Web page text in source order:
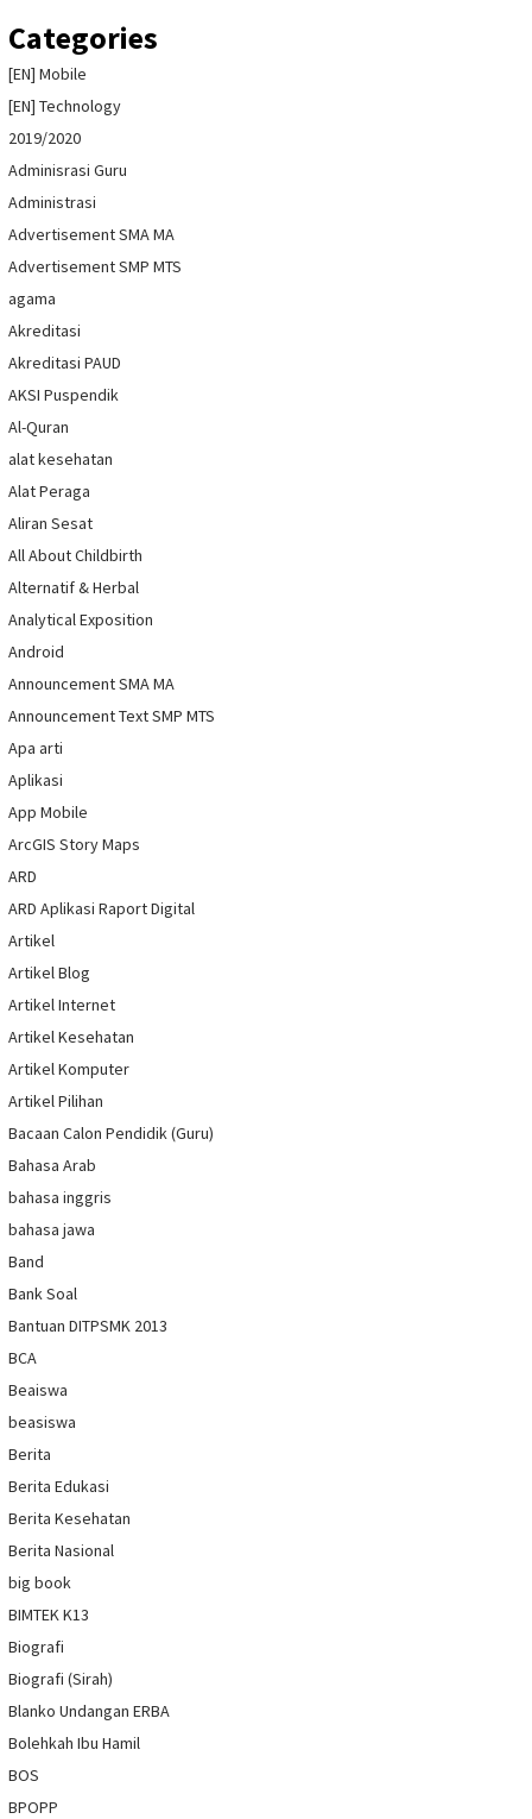
Categories
[EN] Mobile
[EN] Technology
2019/2020
Adminisrasi Guru
Administrasi
Advertisement SMA MA
Advertisement SMP MTS
agama
Akreditasi
Akreditasi PAUD
AKSI Puspendik
Al-Quran
alat kesehatan
Alat Peraga
Aliran Sesat
All About Childbirth
Alternatif & Herbal
Analytical Exposition
Android
Announcement SMA MA
Announcement Text SMP MTS
Apa arti
Aplikasi
App Mobile
ArcGIS Story Maps
ARD
ARD Aplikasi Raport Digital
Artikel
Artikel Blog
Artikel Internet
Artikel Kesehatan
Artikel Komputer
Artikel Pilihan
Bacaan Calon Pendidik (Guru)
Bahasa Arab
bahasa inggris
bahasa jawa
Band
Bank Soal
Bantuan DITPSMK 2013
BCA
Beaiswa
beasiswa
Berita
Berita Edukasi
Berita Kesehatan
Berita Nasional
big book
BIMTEK K13
Biografi
Biografi (Sirah)
Blanko Undangan ERBA
Bolehkah Ibu Hamil
BOS
BPOPP